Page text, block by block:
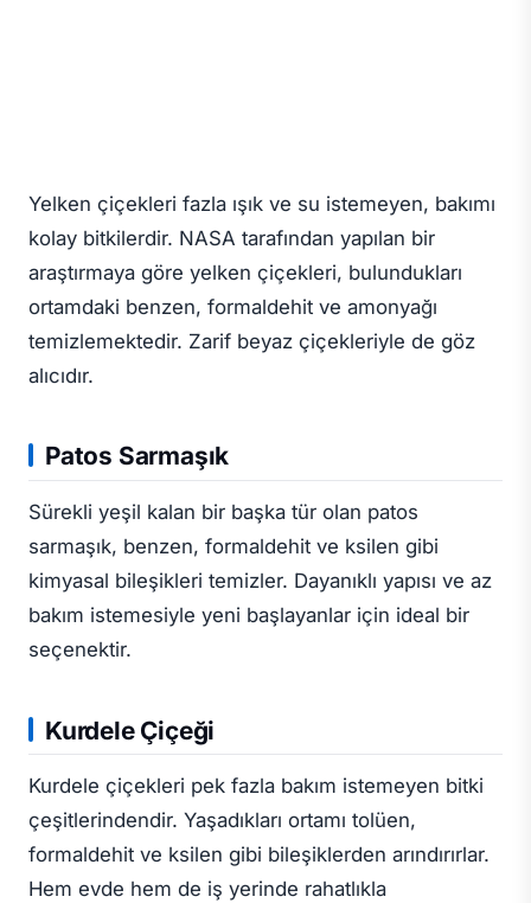
Yelken çiçekleri fazla ışık ve su istemeyen, bakımı
kolay bitkilerdir. NASA tarafından yapılan bir
araştırmaya göre yelken çiçekleri, bulundukları
ortamdaki benzen, formaldehit ve amonyağı
temizlemektedir. Zarif beyaz çiçekleriyle de göz
alıcıdır.
Patos Sarmaşık
Sürekli yeşil kalan bir başka tür olan patos
sarmaşık, benzen, formaldehit ve ksilen gibi
kimyasal bileşikleri temizler. Dayanıklı yapısı ve az
bakım istemesiyle yeni başlayanlar için ideal bir
seçenektir.
Kurdele Çiçeği
Kurdele çiçekleri pek fazla bakım istemeyen bitki
çeşitlerindendir. Yaşadıkları ortamı tolüen,
formaldehit ve ksilen gibi bileşiklerden arındırırlar.
Hem evde hem de iş yerinde rahatlıkla